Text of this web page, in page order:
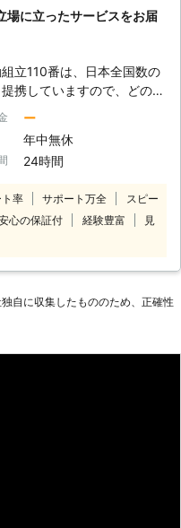
場に立ったサービスをお届
立110番は、日本全国数の
携していますので、どの地
まいのお客様でも迅速に対応
ーでは24
年中無休でお電話を受け付
。 深夜でも早朝でもお客
ーのスタ
様のお悩みをお聞きしま
「説明書を見ても家具の組
いかないから対応してほし
利用ください。 大きくて
ー
年中無休
24時間
率 サポート万全
スピー
心の保証付 経験豊富
見
⾃に収集したもののため、正確性